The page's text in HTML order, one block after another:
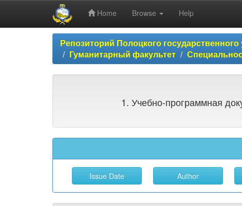
Home Browse Help
Репозиторий Полоцкого
Гуманитарный факультет
1. Учебно-программная